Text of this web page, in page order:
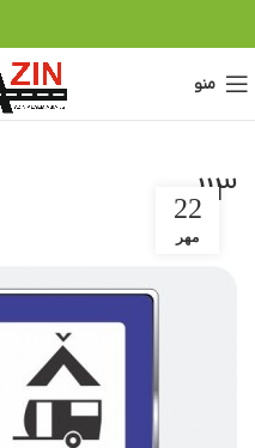
منو
113
22
مهر